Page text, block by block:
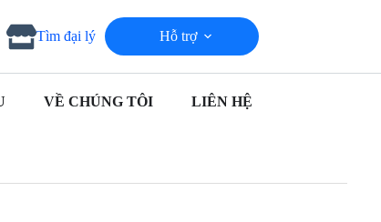
Tìm đại lý Hỗ trợ
VỀ CHÚNG TÔI LIÊN HỆ